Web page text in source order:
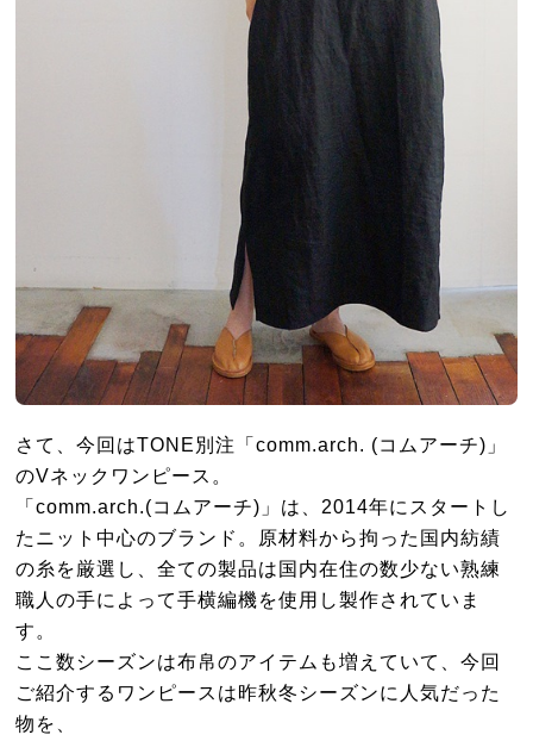
さて、今回はTONE別注「comm.arch. (コムアーチ)」
のVネックワンピース。
「comm.arch.(コムアーチ)」は、2014年にスタートし
たニット中心のブランド。原材料から拘った国内紡績
の糸を厳選し、全ての製品は国内在住の数少ない熟練
職人の手によって手横編機を使用し製作されていま
す。
ここ数シーズンは布帛のアイテムも増えていて、今回
ご紹介するワンピースは昨秋冬シーズンに人気だった
物を、